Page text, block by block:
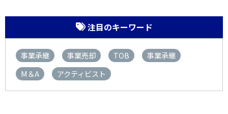
注目のキーワード
事業承継 事業売却 TOB
事業承継
M＆A
アクティビスト